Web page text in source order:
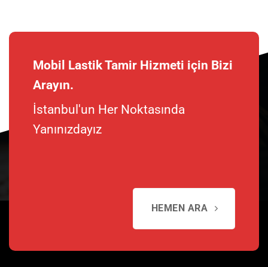
Mobil Lastik Tamir Hizmeti için Bizi
Arayın.
İstanbul'un Her Noktasında
Yanınızdayız
HEMEN ARA